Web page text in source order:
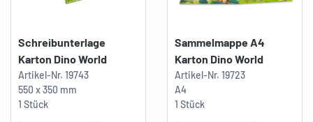
Schreibunterlage
Karton Dino World
Artikel-Nr. 19743
550 x 350 mm
1 Stück
Sammelmappe A4
Karton Dino World
Artikel-Nr. 19723
A4
1 Stück